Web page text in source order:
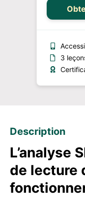
3
Description
L’analyse
de lecture